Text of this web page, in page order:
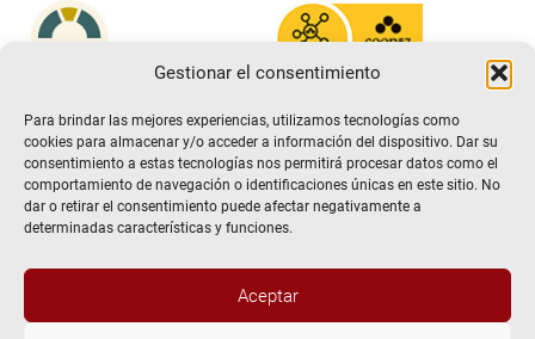
Gestionar el consentimiento
Para brindar las mejores experiencias, utilizamos tecnologías como
cookies para almacenar y/o acceder a información del dispositivo. Dar su
consentimiento a estas tecnologías nos permitirá procesar datos como el
comportamiento de navegación o identificaciones únicas en este sitio. No
dar o retirar el consentimiento puede afectar negativamente a
determinadas características y funciones.
Aceptar